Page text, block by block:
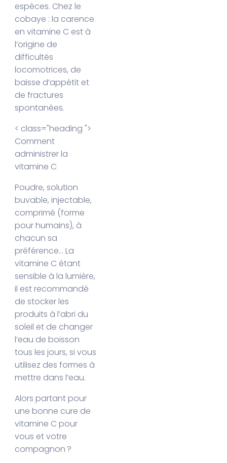
espèces. Chez le
cobaye : la carence
en vitamine C est à
l’origine de
difficultés
locomotrices, de
baisse d’appétit et
de fractures
spontanées.
< class="heading ">
Comment
administrer la
vitamine C
Poudre, solution
buvable, injectable,
comprimé (forme
pour humains), à
chacun sa
préférence… La
vitamine C étant
sensible à la lumière,
il est recommandé
de stocker les
produits à l’abri du
soleil et de changer
l’eau de boisson
tous les jours, si vous
utilisez des formes à
mettre dans l’eau.
Alors partant pour
une bonne cure de
vitamine C pour
vous et votre
compagnon ?